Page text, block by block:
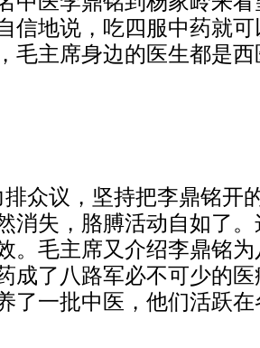
信地说，吃四服中药就
毛主席身边的医生都是
众议，坚持把李鼎铭开
消失，胳膊活动自如了
。毛主席又介绍李鼎铭
成了八路军必不可少的
了一批中医，他们活跃